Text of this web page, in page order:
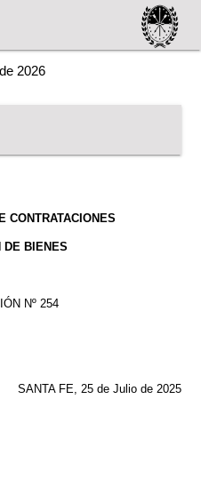
2026
CONTRATACIONES
DE BIENES
Nº 254
SANTA FE, 25 de Julio de 2025